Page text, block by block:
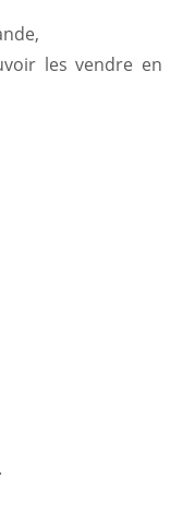
les vendre en